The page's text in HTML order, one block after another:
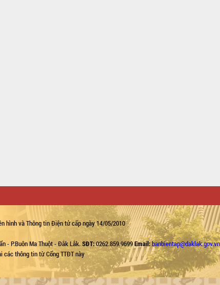
hình và Thông tin Điện tử cấp ngày 14/05/2010
- P.Buôn Ma Thuột - Đắk Lắk.SĐT:0262.859.9699Email:
các thông tin từ Cổng TTĐT này